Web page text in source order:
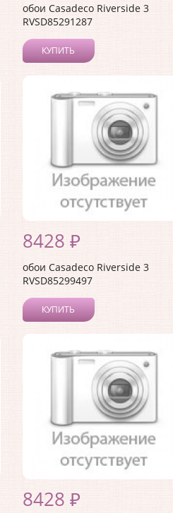
обои Casadeco Riverside 3
RVSD85291287
КУПИТЬ
8428 ₽
обои Casadeco Riverside 3
RVSD85299497
КУПИТЬ
8428 ₽